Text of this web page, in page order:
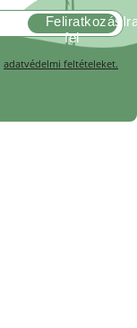
adatvédelmi feltételeket.
Feliratkozás